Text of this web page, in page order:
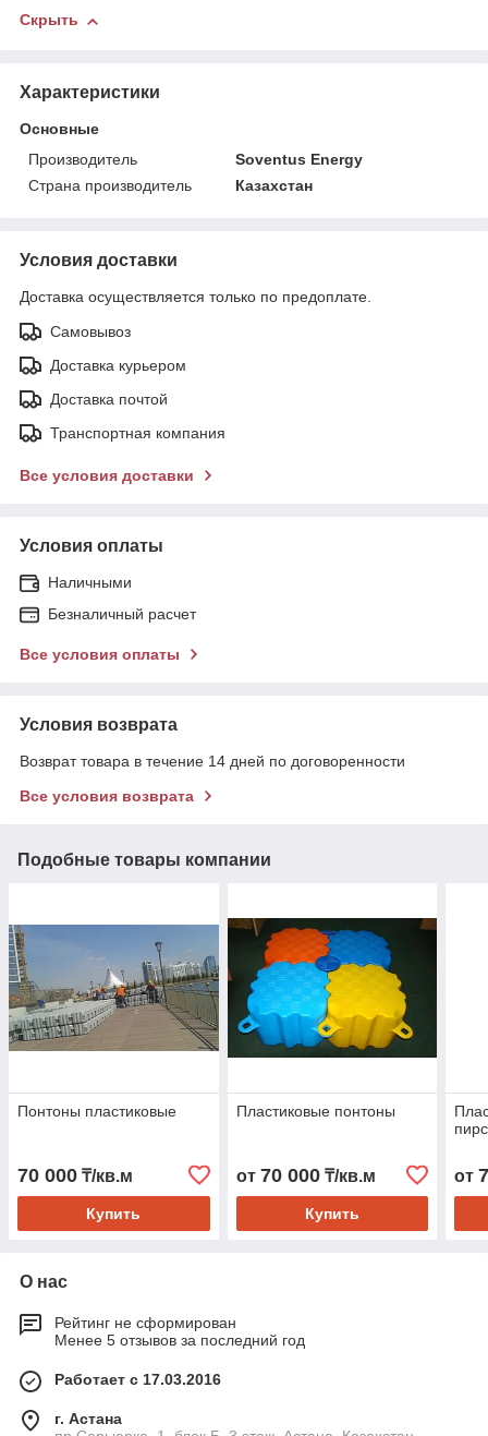
Скрыть
Характеристики
Основные
Производитель
Soventus Energy
Страна производитель
Казахстан
Условия доставки
Доставка осуществляется только по предоплате.
Самовывоз
Доставка курьером
Доставка почтой
Транспортная компания
Все условия доставки
Условия оплаты
Наличными
Безналичный расчет
Все условия оплаты
Условия возврата
Возврат товара в течение 14 дней по договоренности
Все условия возврата
Подобные товары компании
Понтоны пластиковые
70 000 ₸/кв.м
Купить
Пластиковые понтоны
от 70 000₸/кв.м
Купить
от
О нас
Рейтинг не сформирован
Менее 5 отзывов за последний год
Работает с 17.03.2016
г. Астана